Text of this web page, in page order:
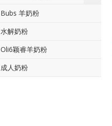
Bubs 羊奶粉
水解奶粉
Oli6颖睿羊奶粉
成人奶粉